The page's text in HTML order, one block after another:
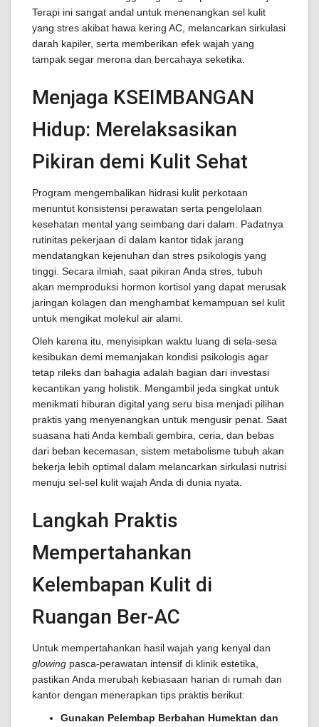
Terapi ini sangat andal untuk menenangkan sel kulit
yang stres akibat hawa kering AC, melancarkan sirkulasi
darah kapiler, serta memberikan efek wajah yang
tampak segar merona dan bercahaya seketika.
Menjaga KSEIMBANGAN
Hidup: Merelaksasikan
Pikiran demi Kulit Sehat
Program mengembalikan hidrasi kulit perkotaan
menuntut konsistensi perawatan serta pengelolaan
kesehatan mental yang seimbang dari dalam. Padatnya
rutinitas pekerjaan di dalam kantor tidak jarang
mendatangkan kejenuhan dan stres psikologis yang
tinggi. Secara ilmiah, saat pikiran Anda stres, tubuh
akan memproduksi hormon kortisol yang dapat merusak
jaringan kolagen dan menghambat kemampuan sel kulit
untuk mengikat molekul air alami.
Oleh karena itu, menyisipkan waktu luang di sela-sesa
kesibukan demi memanjakan kondisi psikologis agar
tetap rileks dan bahagia adalah bagian dari investasi
kecantikan yang holistik. Mengambil jeda singkat untuk
menikmati hiburan digital yang seru bisa menjadi pilihan
praktis yang menyenangkan untuk mengusir penat. Saat
suasana hati Anda kembali gembira, ceria, dan bebas
dari beban kecemasan, sistem metabolisme tubuh akan
bekerja lebih optimal dalam melancarkan sirkulasi nutrisi
menuju sel-sel kulit wajah Anda di dunia nyata.
Langkah Praktis
Mempertahankan
Kelembapan Kulit di
Ruangan Ber-AC
Untuk mempertahankan hasil wajah yang kenyal dan
glowing pasca-perawatan intensif di klinik estetika,
pastikan Anda merubah kebiasaan harian di rumah dan
kantor dengan menerapkan tips praktis berikut:
Gunakan Pelembap Berbahan Humektan dan